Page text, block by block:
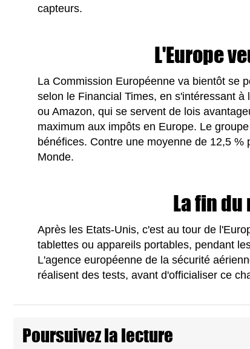
capteurs.
L'Europe
La Commission Européenne va bientôt se
selon le Financial Times, en s'intéressant
ou Amazon, qui se servent de lois
maximum aux impôts en Europe. Le
bénéfices. Contre une moyenne de 12,5
Monde.
La fin du
Après les Etats-Unis, c'est au tour de
tablettes ou appareils portables, pendant
L'agence européenne de la sécurité
réalisent des tests, avant d'officialiser ce
Poursuivez la lecture